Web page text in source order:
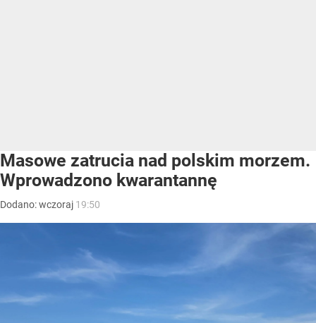
Masowe zatrucia nad polskim morzem.
Wprowadzono kwarantannę
Dodano:wczoraj 19:50